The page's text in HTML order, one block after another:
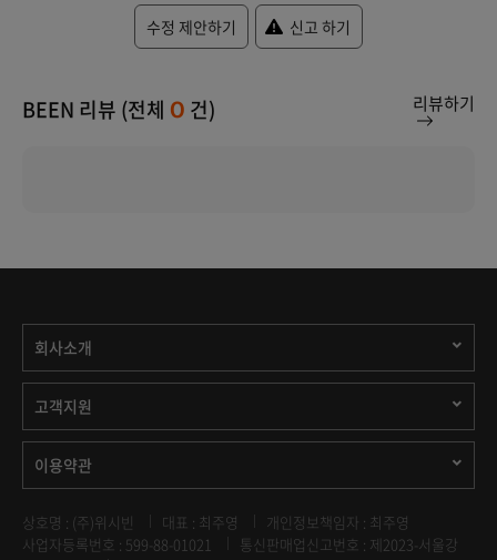
수정 제안하기 신고 하기
BEEN 리뷰 (전체 0 건) 리뷰하기
회사소개
고객지원
이용약관
상호명 : (주)위시빈 대표 : 최주영
개인정보책임자 : 최주영
사업자등록번호 : 599-88-01021
통신판매업신고번호 : 제2023-서울강